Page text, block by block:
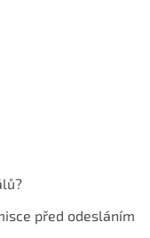
před odesláním